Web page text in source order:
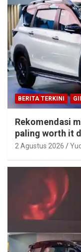
BERITA TERKINI
Rekomendasi
paling worth it
2 Agustus 2026